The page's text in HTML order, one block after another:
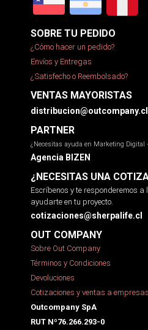
SOBRE TU PEDIDO
¿Cómo hacer un pedido?
Envíos y Entregas
¿Satisfecho o Reembolsado?
VENTAS MAYORISTAS
distribucion@outcompany.cl
PARTNER
¿Necesitas ayuda en Marketing Digital
Agencia BIZEN
¿NECESITAS UNA
Escríbenos y te responderemos
ayudarte en tu proyecto.
cotizaciones@sherpalife.cl
OUT COMPANY
Sobre Out Company
Términos y Condiciones
Devoluciones
Cotizaciones y ventas a empresas
Outcompany SpA
RUT Nº76.266.293-0